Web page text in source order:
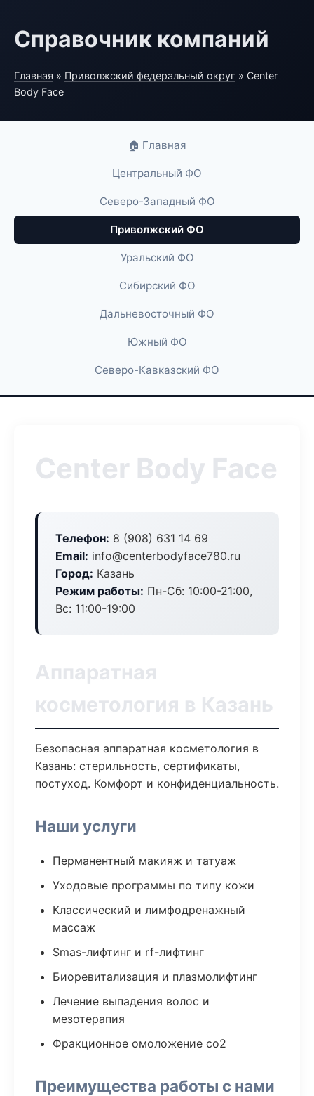
Справочник компаний
Главная » Приволжский федеральный округ » Center
Body Face
🏠 Главная
Центральный ФО
Северо-Западный ФО
Приволжский ФО
Уральский ФО
Сибирский ФО
Дальневосточный ФО
Южный ФО
Северо-Кавказский ФО
Center Body Face
Телефон: 8 (908) 631 14 69
Email: info@centerbodyface780.ru
Город: Казань
Режим работы: Пн-Сб: 10:00-21:00,
Вс: 11:00-19:00
Аппаратная
косметология в Казань
Безопасная аппаратная косметология в
Казань: стерильность, сертификаты,
постуход. Комфорт и конфиденциальность.
Наши услуги
Перманентный макияж и татуаж
Уходовые программы по типу кожи
Классический и лимфодренажный
массаж
Smas-лифтинг и rf-лифтинг
Биоревитализация и плазмолифтинг
Лечение выпадения волос и
мезотерапия
Фракционное омоложение co2
Преимущества работы с нами